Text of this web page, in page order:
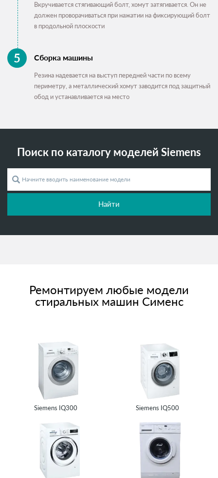
Вкручивается стягивающий болт, хомут затягивается. Он не
должен проворачиваться при нажатии на фиксирующий болт
в продольной плоскости
Сборка машины
Резина надевается на выступ передней части по всему
периметру, а металлический хомут заводится под защитный
обод и устанавливается на место
Поиск по каталогу моделей Siemens
Найти
Ремонтируем любые модели
стиральных машин Сименс
Siemens IQ300 Siemens IQ500